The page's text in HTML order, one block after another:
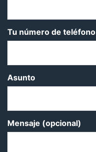
Tu número de teléfono
Asunto
Mensaje (opcional)